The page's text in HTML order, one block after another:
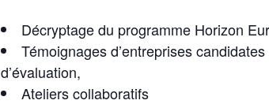
Décryptage du programme Horizon
Témoignages d’entreprises
d’évaluation,
Ateliers collaboratifs